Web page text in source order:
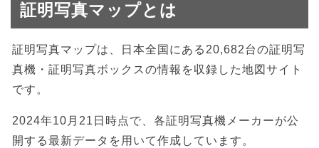
証明写真マップとは
証明写真マップは、日本全国にある20,682台の証明写
真機・証明写真ボックスの情報を収録した地図サイト
です。
2024年10月21日時点で、各証明写真機メーカーが公
開する最新データを用いて作成しています。